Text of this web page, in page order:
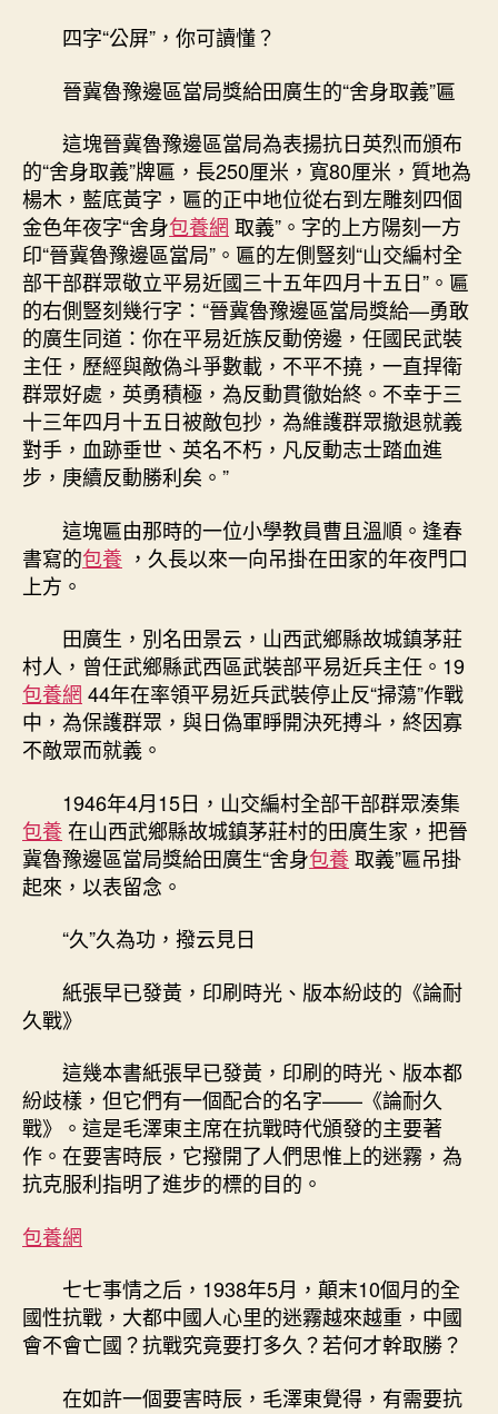
四字“公屏”，你可讀懂？
晉冀魯豫邊區當局獎給田廣生的“舍身取義”匾
這塊晉冀魯豫邊區當局為表揚抗日英烈而頒布
的“舍身取義”牌匾，長250厘米，寬80厘米，質地為
楊木，藍底黃字，匾的正中地位從右到左雕刻四個
金色年夜字“舍身包養網 取義”。字的上方陽刻一方
印“晉冀魯豫邊區當局”。匾的左側豎刻“山交編村全
部干部群眾敬立平易近國三十五年四月十五日”。匾
的右側豎刻幾行字：“晉冀魯豫邊區當局獎給—勇敢
的廣生同道：你在平易近族反動傍邊，任國民武裝
主任，歷經與敵偽斗爭數載，不平不撓，一直捍衛
群眾好處，英勇積極，為反動貫徹始終。不幸于三
十三年四月十五日被敵包抄，為維護群眾撤退就義
對手，血跡垂世、英名不朽，凡反動志士踏血進
步，庚續反動勝利矣。”
這塊匾由那時的一位小學教員曹且溫順。逢春
書寫的包養 ，久長以來一向吊掛在田家的年夜門口
上方。
田廣生，別名田景云，山西武鄉縣故城鎮茅莊
村人，曾任武鄉縣武西區武裝部平易近兵主任。19
包養網 44年在率領平易近兵武裝停止反“掃蕩”作戰
中，為保護群眾，與日偽軍睜開決死搏斗，終因寡
不敵眾而就義。
1946年4月15日，山交編村全部干部群眾湊集
包養在山西武鄉縣故城鎮茅莊村的田廣生家，把晉
冀魯豫邊區當局獎給田廣生“舍身包養取義”匾吊掛
起來，以表留念。
“久”久為功，撥云見日
紙張早已發黃，印刷時光、版本紛歧的《論耐
久戰》
這幾本書紙張早已發黃，印刷的時光、版本都
紛歧樣，但它們有一個配合的名字——《論耐久
戰》。這是毛澤東主席在抗戰時代頒發的主要著
作。在要害時辰，它撥開了人們思惟上的迷霧，為
抗克服利指明了進步的標的目的。
包養網
七七事情之后，1938年5月，顛末10個月的全
國性抗戰，大都中國人心里的迷霧越來越重，中國
會不會亡國？抗戰究竟要打多久？若何才幹取勝？
在如許一個要害時辰，毛澤東覺得，有需要抗